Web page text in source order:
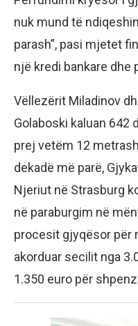
nuk mund të
parash”, pasi mjetet
një kredi bankare
Vëllezërit Miladinov
Golaboski kaluan 642
prej vetëm 12
dekadë më parë,
Njeriut në Strasburg
në paraburgim në
procesit gjyqësor për
akorduar secilit nga
1.350 euro për